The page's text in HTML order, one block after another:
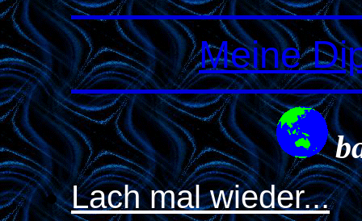
Meine
Lach mal wieder...